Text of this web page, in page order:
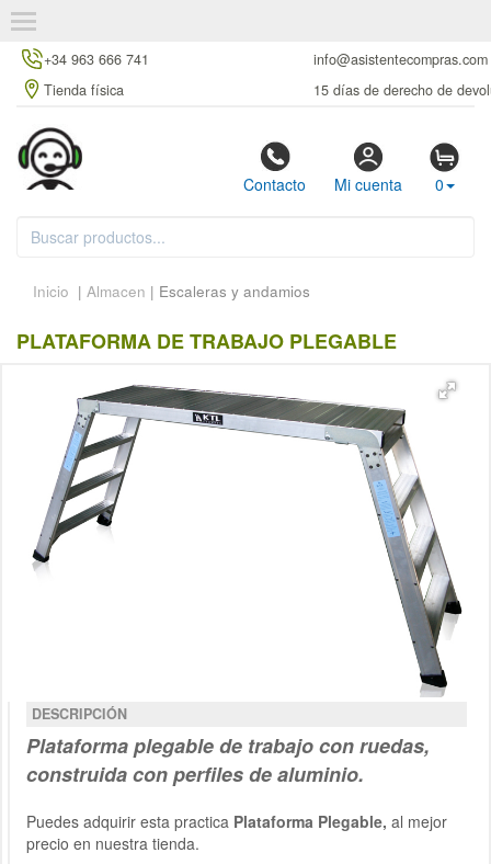
+34 963 666 741
info@asistentecompras.com
Tienda física
15 días de derecho de
Contacto Mi cuenta 0
Inicio | Almacen | Escaleras y andamios
PLATAFORMA DE TRABAJO PLEGABLE
DESCRIPCIÓN
Plataformaplegablede trabajocon ruedas,
construida con perfiles de aluminio.
Puedes adquirir esta practica Plataforma Plegable, al mejor
precio en nuestra tienda.